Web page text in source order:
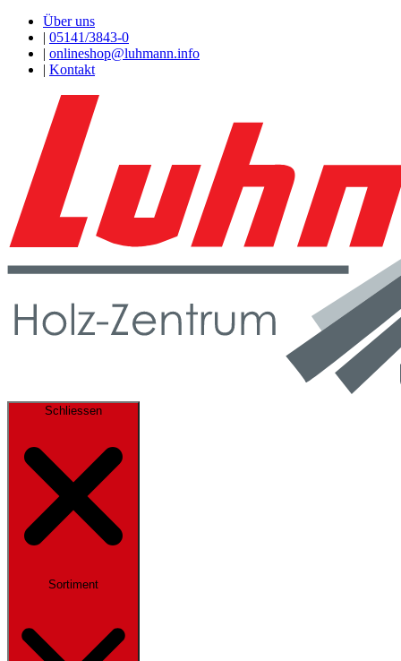
Über uns
| 05141/3843-0
| onlineshop@luhmann.info
| Kontakt
Schliessen
Sortiment